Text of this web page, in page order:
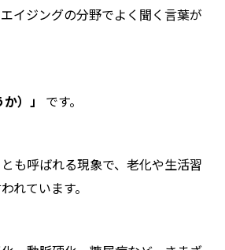
イジングの分野でよく聞く言葉が
）」 です。
も呼ばれる現象で、老化や生活習
れています。